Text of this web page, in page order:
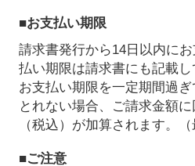
■お支払い期限
請求書発行から14日以内に
払い期限は請求書にも記載し
お支払い期限を一定期間過
とれない場合、ご請求金額
（税込）が加算されます。
■ご注意